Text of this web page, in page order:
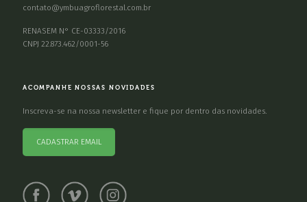
contato@ymbuagroflorestal.com.br
RENASEM N° CE-03333/2016
CNPJ 22.873.462/0001-56
ACOMPANHE NOSSAS NOVIDADES
Inscreva-se na nossa newsletter e fique por dentro das novidades.
CADASTRAR EMAIL